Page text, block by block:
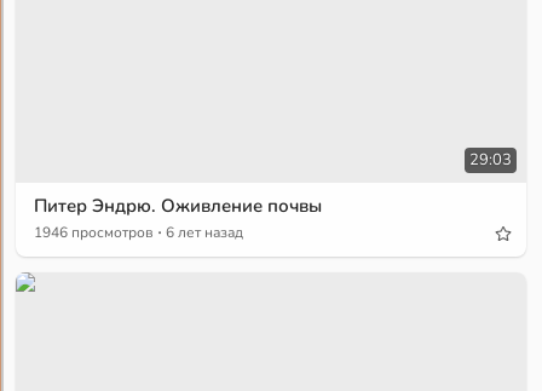
29:03
Питер Эндрю. Оживление почвы
1946 просмотров · 6 лет назад